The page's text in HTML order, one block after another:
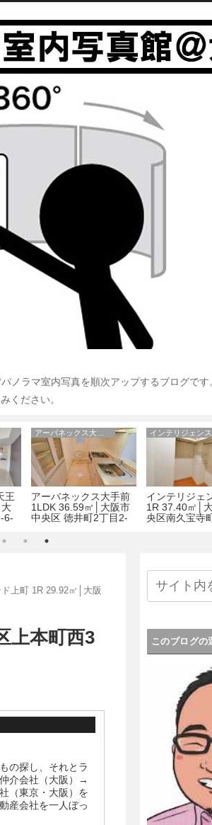
ノラマ室内写真を順次アップするブログで
ください。
王
6-
アーバネックス大手前
1LDK 36.59㎡│大阪市
中央区 徳井町2丁目2-
インテリジェ
1R 37.40㎡│
央区南久宝寺
上町 1R 29.92㎡│大阪
上本町西3
の探し、それとラ
介会社（大阪）→
（東京・大阪）を
産会社を一人ぼっ
このブログ